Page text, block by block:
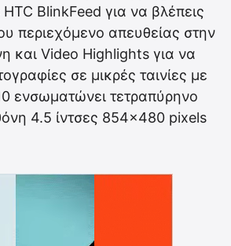
BlinkFeed για να βλέπεις
περιεχόμενο απευθείας στην
και Video Highlights για να
σε μικρές ταινίες με
ενσωματώνει τετραπύρηνο
4.5 ίντσες 854×480 pixels